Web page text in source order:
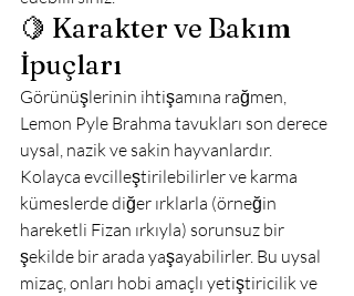
🍋 Karakter ve Bakım
İpuçları
Görünüşlerinin ihtişamına rağmen,
Lemon Pyle Brahma tavukları son derece
uysal, nazik ve sakin hayvanlardır.
Kolayca evcilleştirilebilirler ve karma
kümeslerde diğer ırklarla (örneğin
hareketli Fizan ırkıyla) sorunsuz bir
şekilde bir arada yaşayabilirler. Bu uysal
mizaç, onları hobi amaçlı yetiştiricilik ve